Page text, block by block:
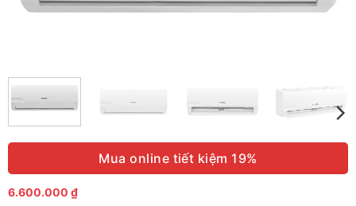
Mua online tiết kiệm 19%
6.600.000 ₫